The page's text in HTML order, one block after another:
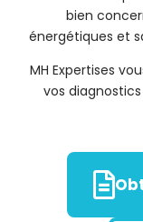
bien
énergétiques et
MH Expertises
vos